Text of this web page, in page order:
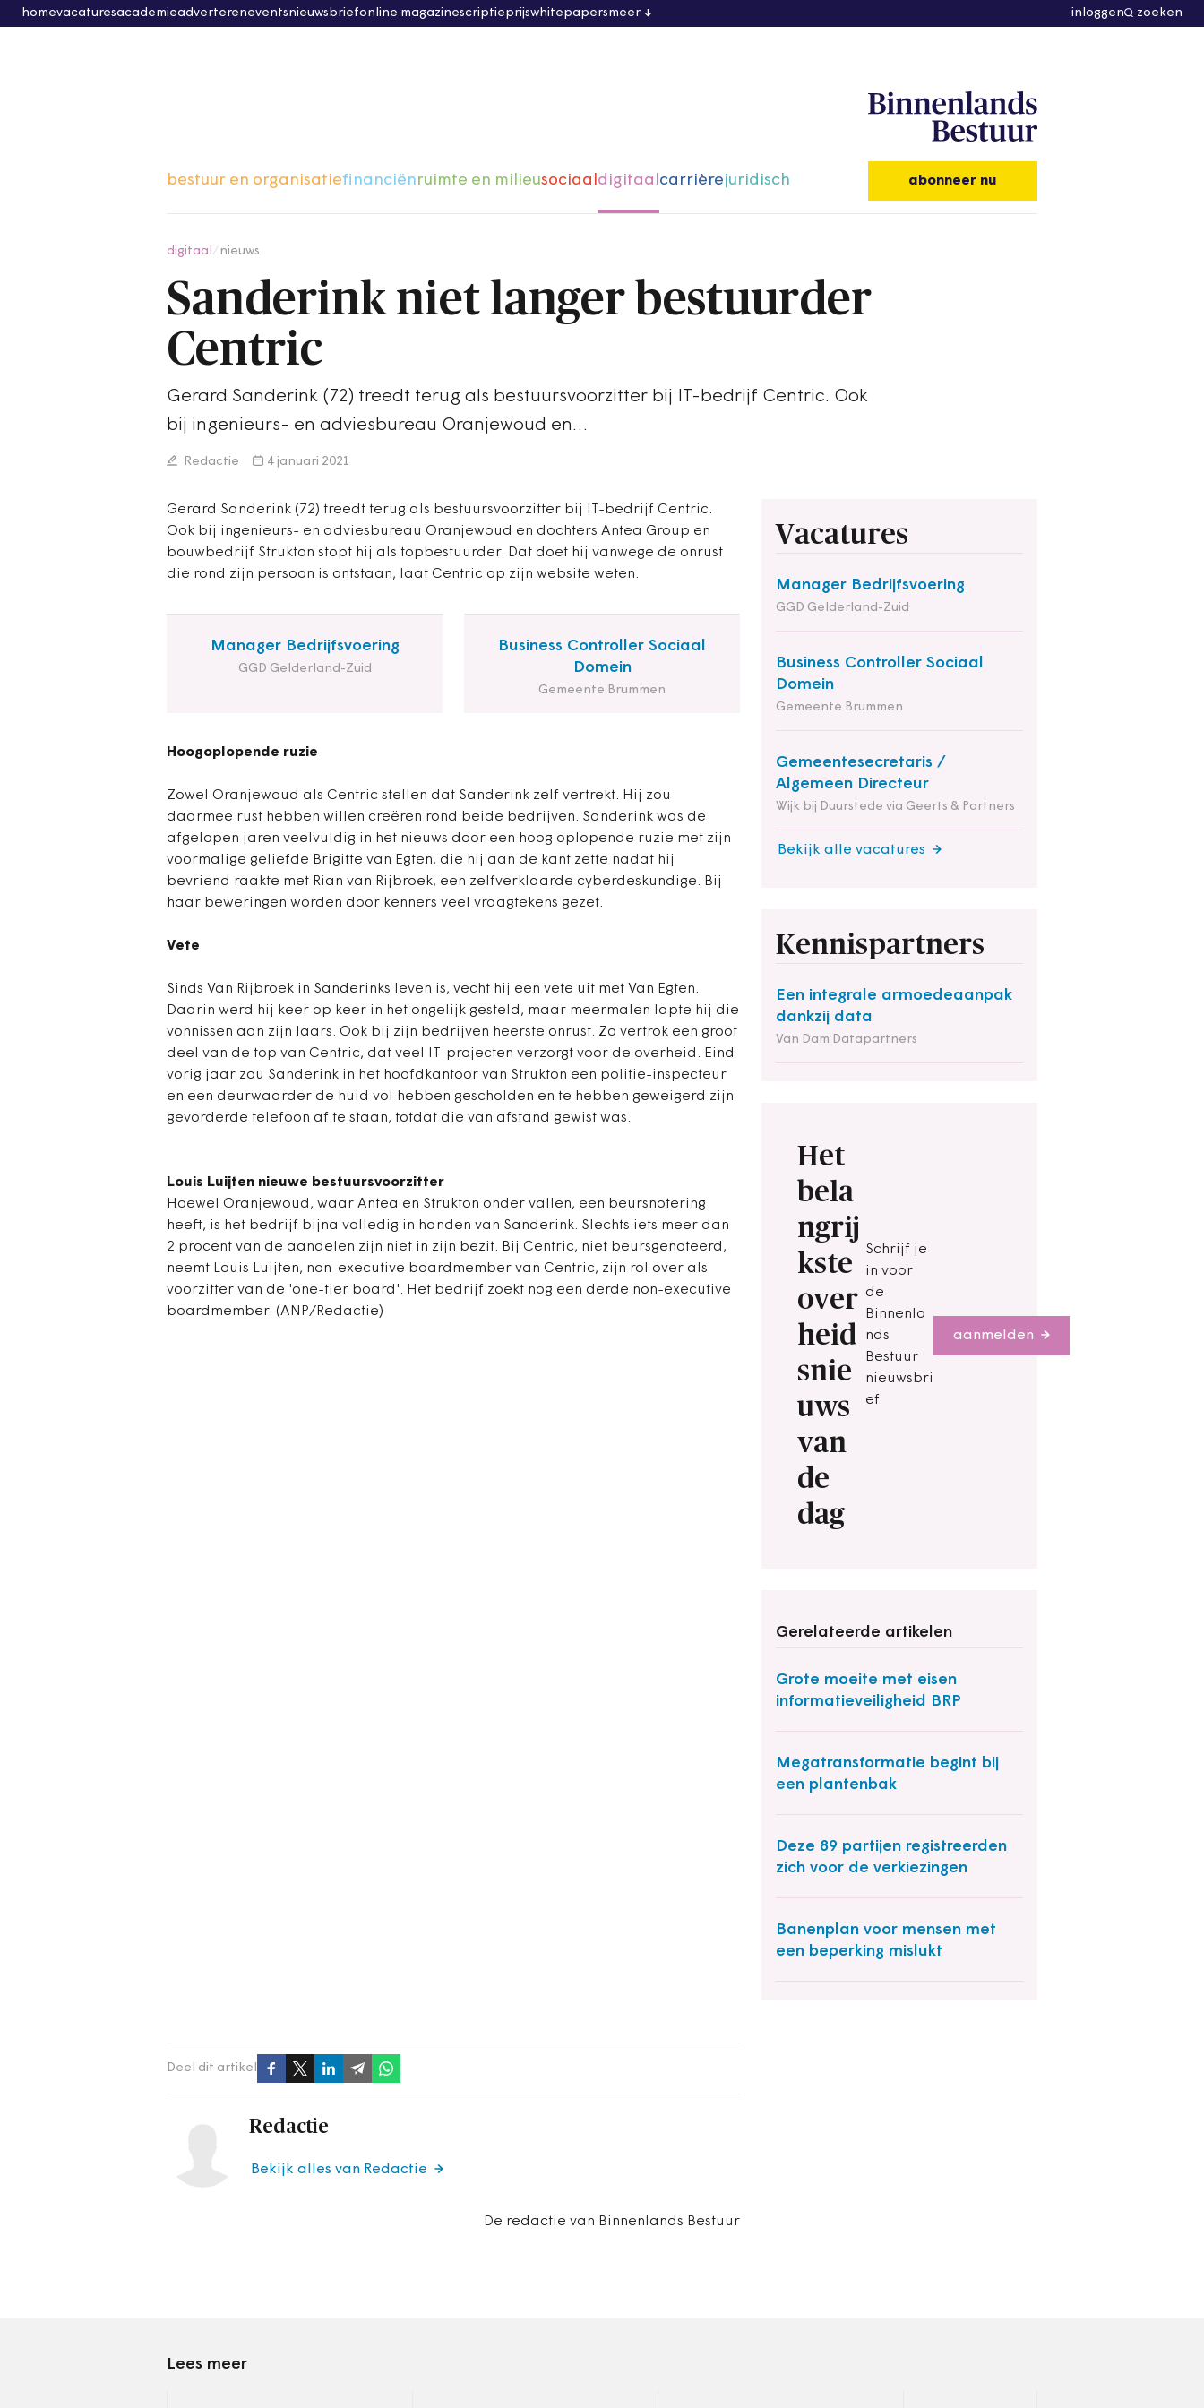
homevacaturesacademieadvertereneventsnieuwsbriefonline magazinescriptieprijswhitepapersmeer inloggen zoeken
bestuur en organisatiefinanciënruimte en milieusociaaldigitaalcarrièrejuridisch abonneer nu
digitaal nieuws
Sanderink niet langer bestuurder
Centric
Gerard Sanderink (72) treedt terug als bestuursvoorzitter bij IT-bedrijf Centric. Ook
bij ingenieurs- en adviesbureau Oranjewoud en…
Redactie 4 januari 2021
Gerard Sanderink (72) treedt terug als bestuursvoorzitter bij IT-bedrijf Centric.
Ook bij ingenieurs- en adviesbureau Oranjewoud en dochters Antea Group en
bouwbedrijf Strukton stopt hij als topbestuurder. Dat doet hij vanwege de onrust
die rond zijn persoon is ontstaan, laat Centric op zijn website weten.
Manager Bedrijfsvoering
GGD Gelderland-Zuid
Business Controller Sociaal
Domein
Gemeente Brummen
Hoogoplopende ruzie
Vacatures
Manager Bedrijfsvoering
GGD Gelderland-Zuid
Business Controller Sociaal
Domein
Gemeente Brummen
Gemeentesecretaris /
Algemeen Directeur
Wijk bij Duurstede via Geerts & Partners
Bekijk alle vacatures
Kennispartners
Een integrale armoedeaanpak
dankzij data
Van Dam Datapartners
Het
bela
ngrij
kste
over
heid
snie
uws
van
de
dag
Schrijf je
in voor
de
Binnenla
nds
Bestuur
nieuwsbri
ef
aanmelden
Gerelateerde artikelen
Grote moeite met eisen
informatieveiligheid BRP
Megatransformatie begint bij
een plantenbak
Deze 89 partijen registreerden
zich voor de verkiezingen
Banenplan voor mensen met
een beperking mislukt
Zowel Oranjewoud als Centric stellen dat Sanderink zelf vertrekt. Hij zou
daarmee rust hebben willen creëren rond beide bedrijven. Sanderink was de
afgelopen jaren veelvuldig in het nieuws door een hoog oplopende ruzie met zijn
voormalige geliefde Brigitte van Egten, die hij aan de kant zette nadat hij
bevriend raakte met Rian van Rijbroek, een zelfverklaarde cyberdeskundige. Bij
haar beweringen worden door kenners veel vraagtekens gezet.
Vete
Sinds Van Rijbroek in Sanderinks leven is, vecht hij een vete uit met Van Egten.
Daarin werd hij keer op keer in het ongelijk gesteld, maar meermalen lapte hij die
vonnissen aan zijn laars. Ook bij zijn bedrijven heerste onrust. Zo vertrok een groot
deel van de top van Centric, dat veel IT-projecten verzorgt voor de overheid. Eind
vorig jaar zou Sanderink in het hoofdkantoor van Strukton een politie-inspecteur
en een deurwaarder de huid vol hebben gescholden en te hebben geweigerd zijn
gevorderde telefoon af te staan, totdat die van afstand gewist was.
Louis Luijten nieuwe bestuursvoorzitter
Hoewel Oranjewoud, waar Antea en Strukton onder vallen, een beursnotering
heeft, is het bedrijf bijna volledig in handen van Sanderink. Slechts iets meer dan
2 procent van de aandelen zijn niet in zijn bezit. Bij Centric, niet beursgenoteerd,
neemt Louis Luijten, non-executive boardmember van Centric, zijn rol over als
voorzitter van de 'one-tier board'. Het bedrijf zoekt nog een derde non-executive
boardmember. (ANP/Redactie)
Deel dit artikel
Redactie
De redactie van Binnenlands Bestuur
Bekijk alles van Redactie
Lees meer